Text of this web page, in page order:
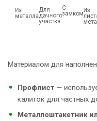
Из
металла
Для
дачного
участка
С
замкомИз
Материалом для
Профлист —
калиток для частных
Металлоштакетник